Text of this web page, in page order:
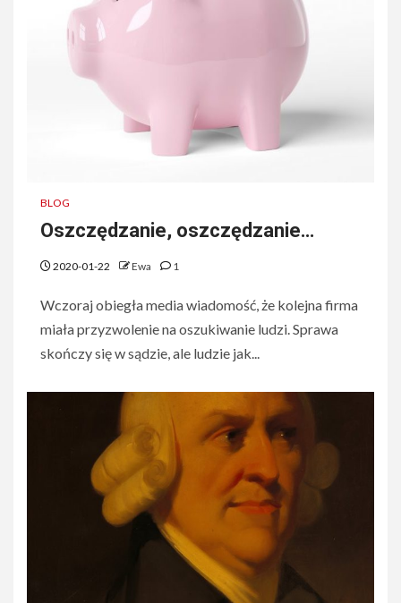
BLOG
Oszczędzanie, oszczędzanie…
2020-01-22 Ewa 1
Wczoraj obiegła media wiadomość, że kolejna firma
miała przyzwolenie na oszukiwanie ludzi. Sprawa
skończy się w sądzie, ale ludzie jak...